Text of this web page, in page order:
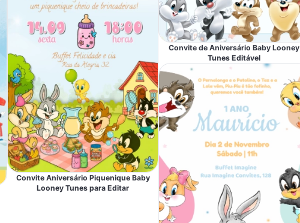
Convite Aniversário Piquenique Baby
Looney Tunes para Editar
Convite de Aniversário Baby Looney
Tunes Editável